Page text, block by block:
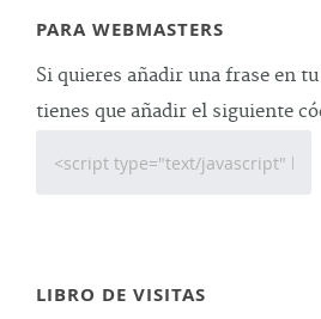
PARA WEBMASTERS
Si quieres añadir una frase en
tienes que añadir el siguiente
LIBRO DE VISITAS